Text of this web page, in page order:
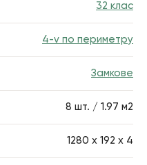
32 клас
4-v по периметру
Замкове
8 шт. / 1.97 м2
1280 х 192 х 4